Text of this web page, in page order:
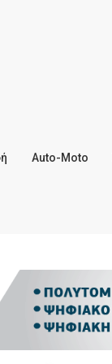
Auto-Moto